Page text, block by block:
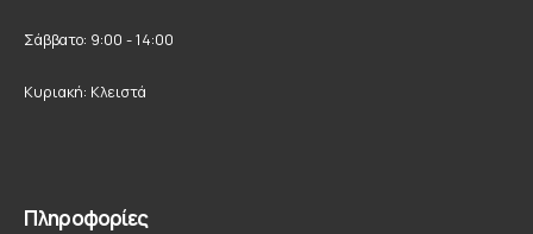
Σάββατο: 9:00 - 14:00
Κυριακή: Κλειστά
Πληροφορίες